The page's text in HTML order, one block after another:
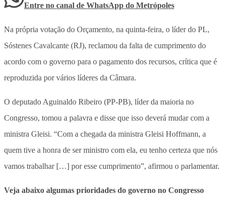
Entre no canal de WhatsApp do Metrópoles
Na própria votação do Orçamento, na quinta-feira, o líder do PL,
Sóstenes Cavalcante (RJ), reclamou da falta de cumprimento do
acordo com o governo para o pagamento dos recursos, crítica que é
reproduzida por vários líderes da Câmara.
O deputado Aguinaldo Ribeiro (PP-PB), líder da maioria no
Congresso, tomou a palavra e disse que isso deverá mudar com a
ministra Gleisi. “Com a chegada da ministra Gleisi Hoffmann, a
quem tive a honra de ser ministro com ela, eu tenho certeza que nós
vamos trabalhar […] por esse cumprimento”, afirmou o parlamentar.
Veja abaixo algumas prioridades do governo no Congresso